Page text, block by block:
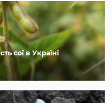
сої в Україні